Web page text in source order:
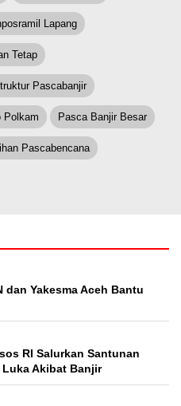
Lapang
Tetap
Pascabanjir
Polkam Pasca Banjir Besar
Pascabencana
dan Yakesma Aceh Bantu
RI Salurkan Santunan
Luka Akibat Banjir